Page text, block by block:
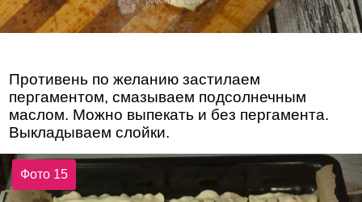
Противень по желанию застилаем
пергаментом, смазываем подсолнечным
маслом. Можно выпекать и без пергамента.
Выкладываем слойки.
Фото 15